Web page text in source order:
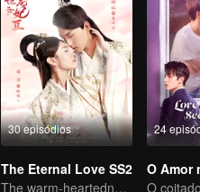
30 episódios
The Eternal Love SS2
The warm-heartedness Couple are so sweet
24